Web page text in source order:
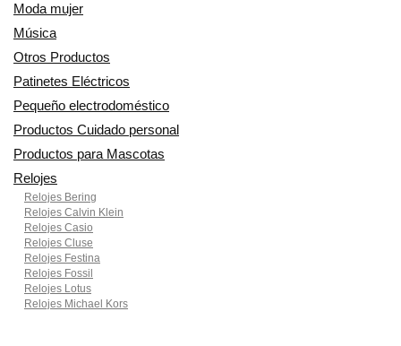
Moda mujer
Música
Otros Productos
Patinetes Eléctricos
Pequeño electrodoméstico
Productos Cuidado personal
Productos para Mascotas
Relojes
Relojes Bering
Relojes Calvin Klein
Relojes Casio
Relojes Cluse
Relojes Festina
Relojes Fossil
Relojes Lotus
Relojes Michael Kors